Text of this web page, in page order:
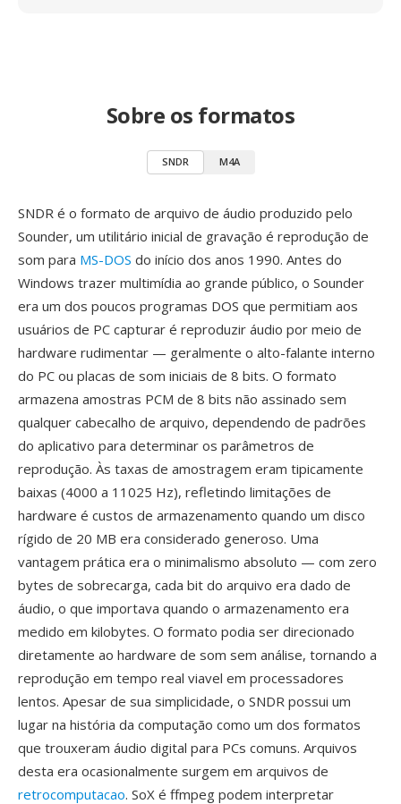
Sobre os formatos
SNDR M4A
SNDR é o formato de arquivo de áudio produzido pelo
Sounder, um utilitário inicial de gravação é reprodução de
som para MS-DOS do início dos anos 1990. Antes do
Windows trazer multimídia ao grande público, o Sounder
era um dos poucos programas DOS que permitiam aos
usuários de PC capturar é reproduzir áudio por meio de
hardware rudimentar — geralmente o alto-falante interno
do PC ou placas de som iniciais de 8 bits. O formato
armazena amostras PCM de 8 bits não assinado sem
qualquer cabecalho de arquivo, dependendo de padrões
do aplicativo para determinar os parâmetros de
reprodução. Às taxas de amostragem eram tipicamente
baixas (4000 a 11025 Hz), refletindo limitações de
hardware é custos de armazenamento quando um disco
rígido de 20 MB era considerado generoso. Uma
vantagem prática era o minimalismo absoluto — com zero
bytes de sobrecarga, cada bit do arquivo era dado de
áudio, o que importava quando o armazenamento era
medido em kilobytes. O formato podia ser direcionado
diretamente ao hardware de som sem análise, tornando a
reprodução em tempo real viavel em processadores
lentos. Apesar de sua simplicidade, o SNDR possui um
lugar na história da computação como um dos formatos
que trouxeram áudio digital para PCs comuns. Arquivos
desta era ocasionalmente surgem em arquivos de
retrocomputacao. SoX é ffmpeg podem interpretar